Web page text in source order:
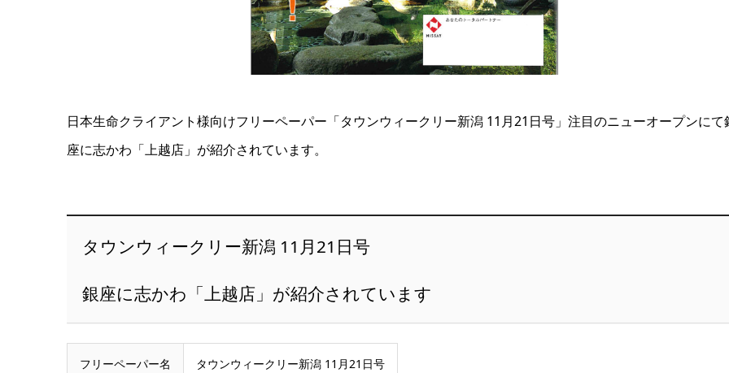
日本生命クライアント様向けフリーペーパー「タウンウィークリー新潟 11月21日号」注目のニューオープンにて
座に志かわ「上越店」が紹介されています。
タウンウィークリー新潟 11月21日号
銀座に志かわ「上越店」が紹介されています
フリーペーパー名 タウンウィークリー新潟 11月21日号